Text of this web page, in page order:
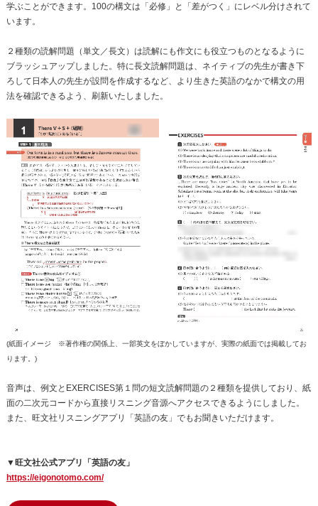
学ぶことができます。100の構文は「必修」と「差がつく」にレベル分けされて
います。
２種類の読解問題（単文／長文）は読解にも作文にも役立つものとなるように
ブラッシュアップしました。特に長文読解問題は、ネイティブの先生が書き下
ろして日本人の先生が設問を作成するなど、より生きた英語のなかで構文の用
法を確認できるよう、刷新いたしました。
(紙面イメージ ※著作権の関係上、一部英文をぼかしていますが、実際の紙面では掲載してお
ります。)
音声は、例文とEXERCISES第１問の短文読解問題の２種類を提供しており、紙
面の二次元コードから直接リスニング音源へアクセスできるようにしました。
また、旺文社リスニングアプリ「英語の友」でもお聞きいただけます。
▼旺文社公式アプリ「英語の友」
https://eigonotomo.com/